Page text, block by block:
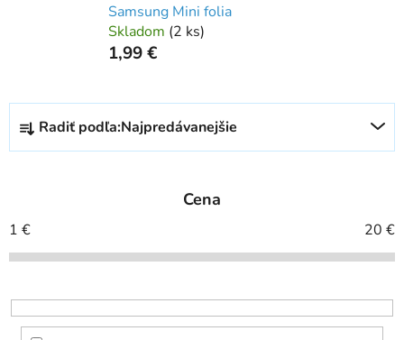
Samsung Mini folia
Skladom (2 ks)
1,99 €
R
d
i
e
r
o
Radiť podľa:Najpredávanejšie
Cena
1 € 20 €